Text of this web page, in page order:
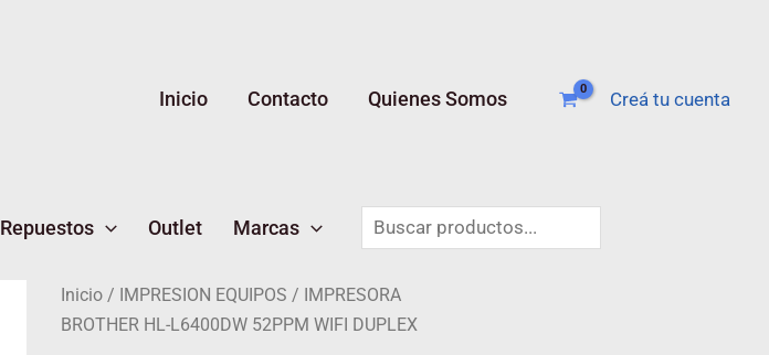
Inicio Contacto Quienes Somos Creá tu cuenta
Repuestos Outlet Marcas
Buscar
Inicio/ IMPRESION EQUIPOS / IMPRESORA
BROTHER HL-L6400DW 52PPM WIFI DUPLEX